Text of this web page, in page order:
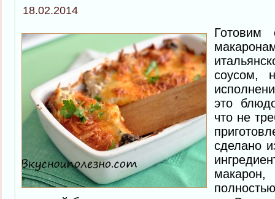
18.02.2014
Готовим
соусом,
это
что не
сделано